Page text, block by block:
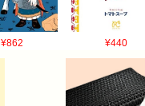
¥862 ¥440